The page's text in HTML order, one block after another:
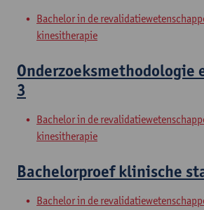
Bachelor in de
kinesitherapie
3
Bachelor in de
kinesitherapie
Bachelorproef klinische
Bachelor in de